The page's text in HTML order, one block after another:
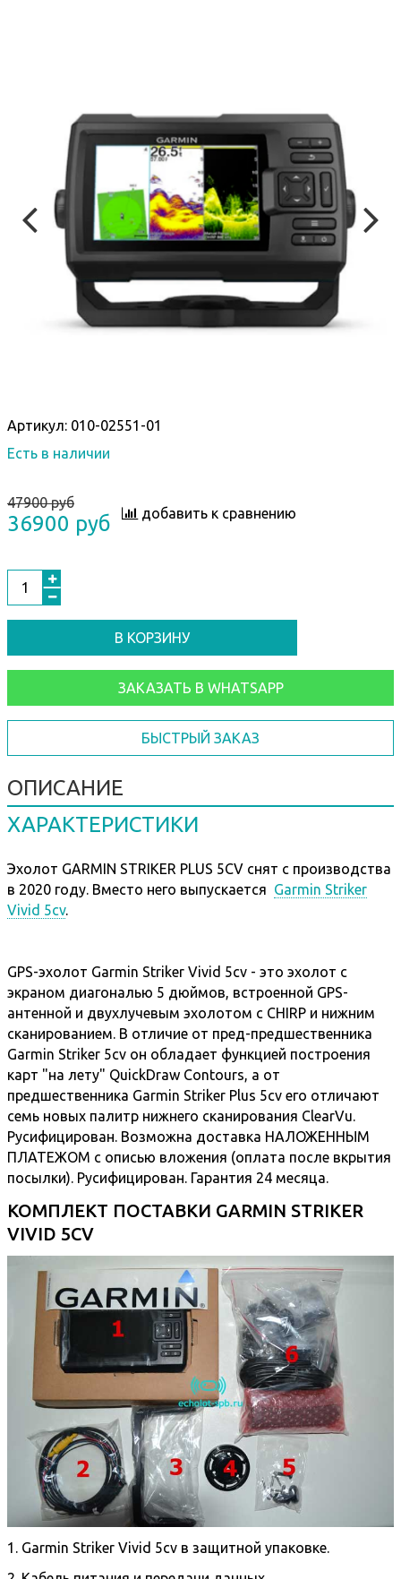
Артикул: 010-02551-01
Есть в наличии
47900 руб
36900 руб добавить к сравнению
В КОРЗИНУ
ЗАКАЗАТЬ В WHATSAPP
БЫСТРЫЙ ЗАКАЗ
ОПИСАНИЕ
ХАРАКТЕРИСТИКИ
Эхолот GARMIN STRIKER PLUS 5CV снят с производства
в 2020 году. Вместо него выпускается Garmin Striker
Vivid 5cv.
GPS-эхолот Garmin Striker Vivid 5cv - это эхолот с
экраном диагональю 5 дюймов, встроенной GPS-
антенной и двухлучевым эхолотом с CHIRP и нижним
сканированием. В отличие от пред-предшественника
Garmin Striker 5cv он обладает функцией построения
карт "на лету" QuickDraw Contours, а от
предшественника Garmin Striker Plus 5cv его отличают
семь новых палитр нижнего сканирования ClearVu.
Русифицирован. Возможна доставка НАЛОЖЕННЫМ
ПЛАТЕЖОМ с описью вложения (оплата после вкрытия
посылки). Русифицирован. Гарантия 24 месяца.
КОМПЛЕКТ ПОСТАВКИ GARMIN STRIKER
VIVID 5CV
1. Garmin Striker Vivid 5cv в защитной упаковке.